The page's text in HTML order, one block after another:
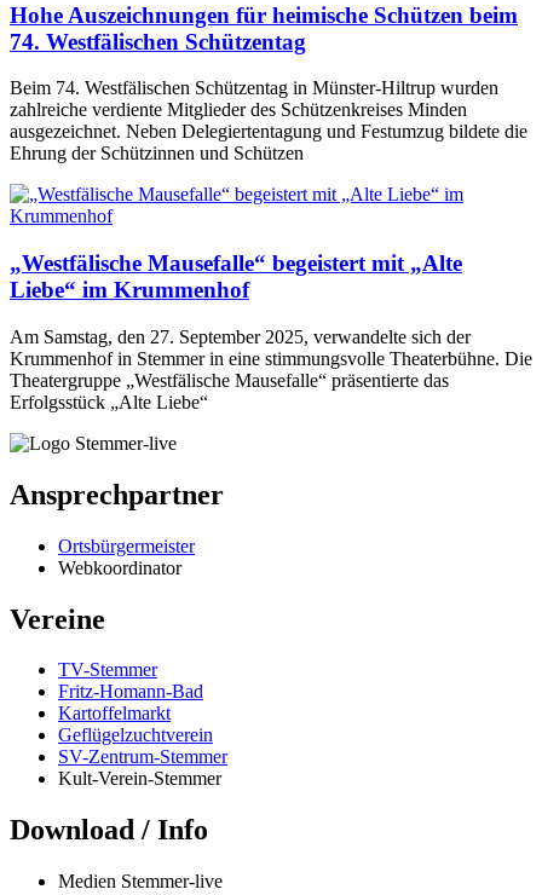
Hohe Auszeichnungen für heimische Schützen beim
74. Westfälischen Schützentag
Beim 74. Westfälischen Schützentag in Münster-Hiltrup wurden
zahlreiche verdiente Mitglieder des Schützenkreises Minden
ausgezeichnet. Neben Delegiertentagung und Festumzug bildete die
Ehrung der Schützinnen und Schützen
„Westfälische Mausefalle“ begeistert mit „Alte
Liebe“ im Krummenhof
Am Samstag, den 27. September 2025, verwandelte sich der
Krummenhof in Stemmer in eine stimmungsvolle Theaterbühne. Die
Theatergruppe „Westfälische Mausefalle“ präsentierte das
Erfolgsstück „Alte Liebe“
Ansprechpartner
Ortsbürgermeister
Webkoordinator
Vereine
TV-Stemmer
Fritz-Homann-Bad
Kartoffelmarkt
Geflügelzuchtverein
SV-Zentrum-Stemmer
Kult-Verein-Stemmer
Download / Info
Medien Stemmer-live